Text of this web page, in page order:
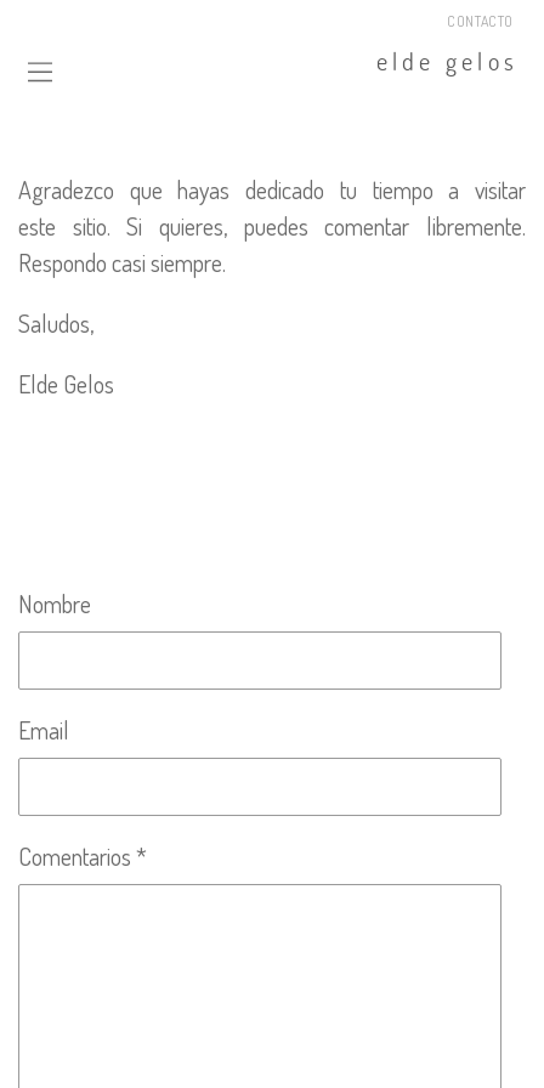
CONTACTO
Nombre
Email
Comentarios *
Agradezco que hayas dedicado tu tiempo a visitar
este sitio. Si quieres, puedes comentar libremente.
Respondo casi siempre.
Saludos,
Elde Gelos